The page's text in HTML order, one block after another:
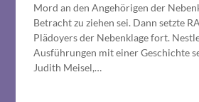
Mord an den Angehörigen der
Betracht zu ziehen sei. Dann setzte
Plädoyers der Nebenklage fort.
Ausführungen mit einer Geschichte
Judith Meisel,…